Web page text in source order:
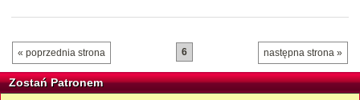
« poprzednia strona następna strona »
6
Zostań Patronem